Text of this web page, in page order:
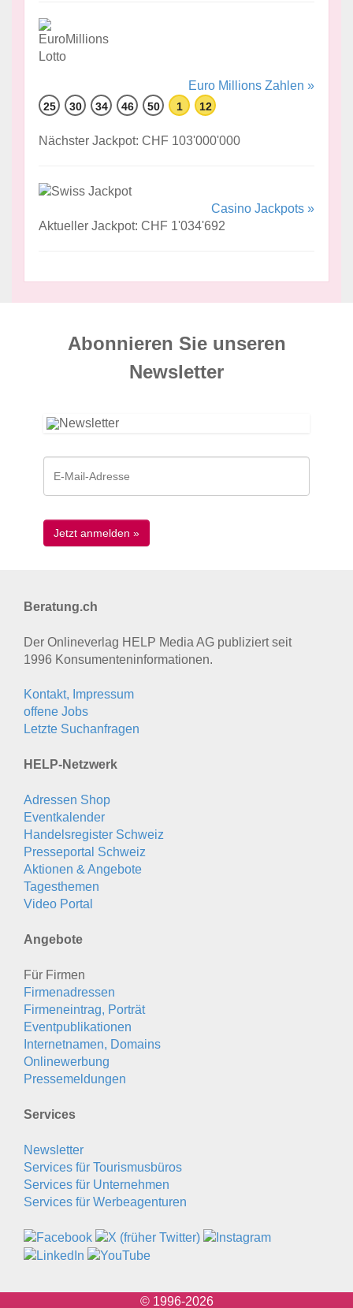
Euro Millions Zahlen »
25 30 34 46 50 1 12
Nächster Jackpot: CHF 103'000'000
Casino Jackpots »
Aktueller Jackpot: CHF 1'034'692
Abonnieren Sie unseren
News­letter
Beratung.ch
Der Onlineverlag HELP Media AG publiziert seit
1996 Konsumenten­informationen.
Kontakt, Impressum
offene Jobs
Letzte Suchanfragen
HELP-Netzwerk
Adressen Shop
Eventkalender
Handelsregister Schweiz
Presseportal Schweiz
Aktionen & Angebote
Tagesthemen
Video Portal
Angebote
Für Firmen
Firmenadressen
Firmeneintrag, Porträt
Eventpublikationen
Internetnamen, Domains
Onlinewerbung
Pressemeldungen
Services
Newsletter
Services für Tourismusbüros
Services für Unternehmen
Services für Werbeagenturen
© 1996-2026